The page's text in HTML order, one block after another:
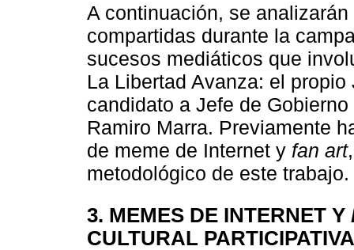
A continuación, se
compartidas durante la
sucesos mediáticos que
La Libertad Avanza: el
candidato a Jefe de
Ramiro Marra. Previamente
de meme de Internet y fan art
metodológico de este trabajo.
3. MEMES DE INTERNET Y
CULTURAL PARTICIPATIVA